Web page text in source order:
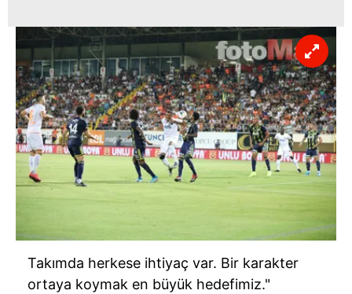
Takımda herkese ihtiyaç var. Bir karakter
ortaya koymak en büyük hedefimiz."